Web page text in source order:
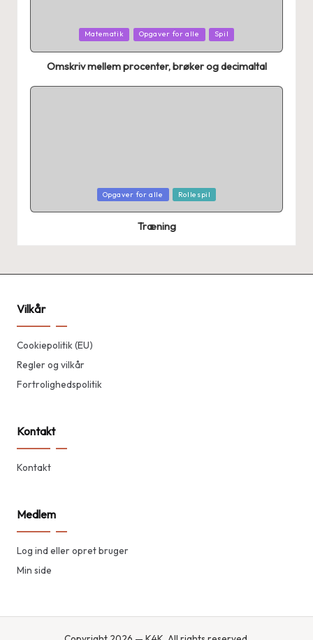
Matematik Opgaver for alle Spil
Omskriv mellem procenter, brøker og decimaltal
Opgaver for alle Rollespil
Træning
Vilkår
Cookiepolitik (EU)
Regler og vilkår
Fortrolighedspolitik
Kontakt
Kontakt
Medlem
Log ind eller opret bruger
Min side